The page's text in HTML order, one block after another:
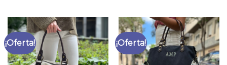
¡Oferta! ¡Oferta!